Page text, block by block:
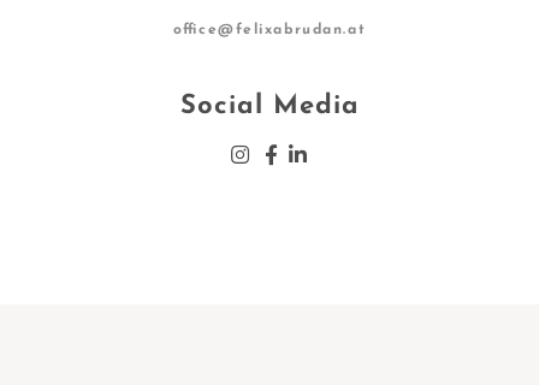
office@felixabrudan.at
Social Media
Insta­gram
Face­book